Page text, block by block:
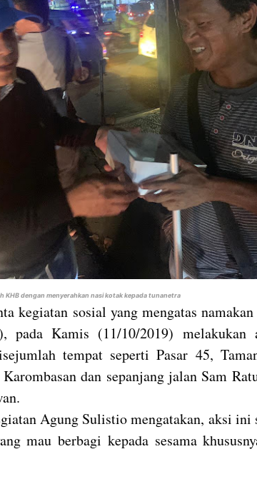
KHB dengan menyerahkan nasi kotak kepada tunanetra
kegiatan sosial yang mengatas
pada Kamis (11/10/2019) melakukan
tempat seperti Pasar 45,
dan sepanjang jalan Sam
Agung Sulistio mengatakan, aksi ini
mau berbagi kepada sesama